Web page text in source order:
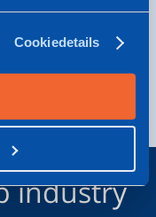
Cookiedetails
industry